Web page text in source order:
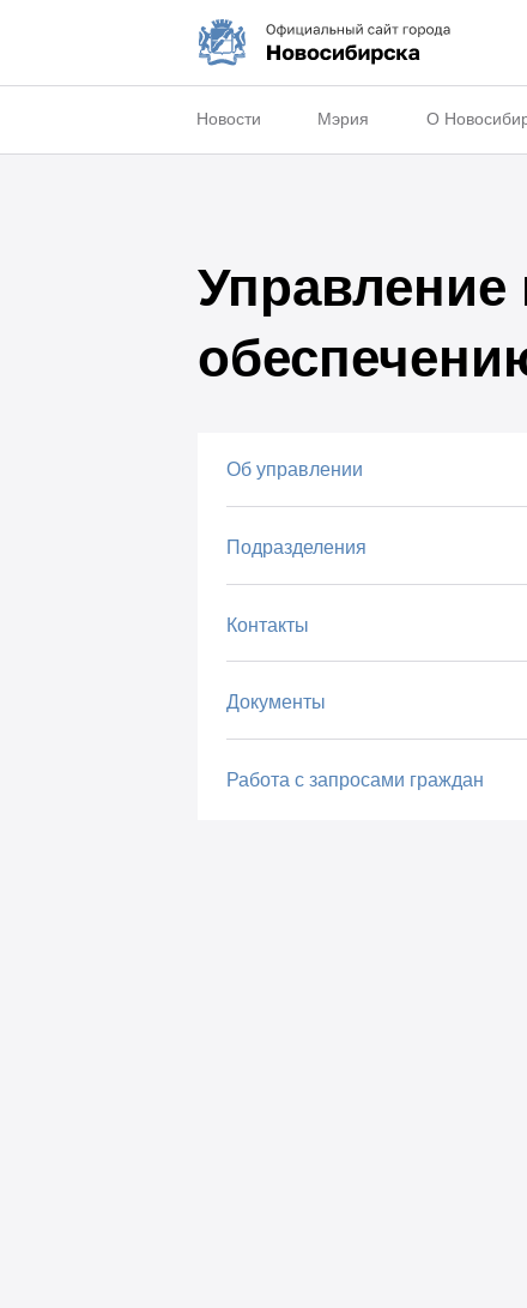
Новости Мэрия О
Управление
Об управлении
Подразделения
Контакты
Документы
Работа с запросами граждан